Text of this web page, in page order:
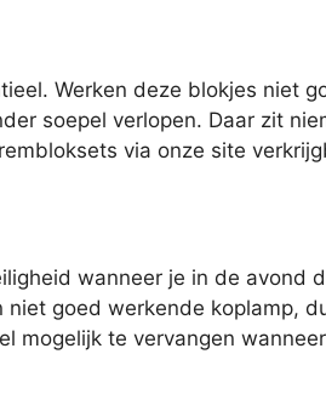
Werken deze blokjes niet
soepel verlopen. Daar zit
via onze site
wanneer je in de avond
goed werkende koplamp,
mogelijk te vervangen